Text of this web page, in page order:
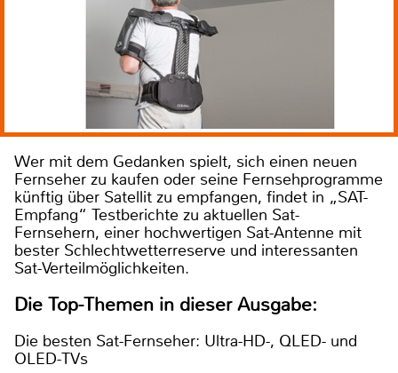
Wer mit dem Gedanken spielt, sich einen neuen
Fernseher zu kaufen oder seine Fernsehprogramme
künftig über Satellit zu empfangen, findet in „SAT-
Empfang“ Testberichte zu aktuellen Sat-
Fernsehern, einer hochwertigen Sat-Antenne mit
bester Schlechtwetterreserve und interessanten
Sat-Verteilmöglichkeiten.
Die Top-Themen in dieser Ausgabe:
Die besten Sat-Fernseher: Ultra-HD-, QLED- und
OLED-TVs